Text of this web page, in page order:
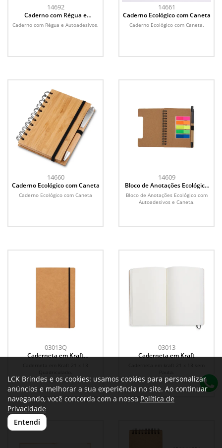
14692
Caderno com Régua e
Autoadesivos
Caderno com Régua e Autoadesivos.
14661
Caderno Ecológico com Caneta
Caderno Ecológico com Caneta.
14660
Caderno Ecológico com Caneta
Caderno Ecológico com Caneta
14609
Bloco de Anotações Ecológico
com Autoadesivos e Caneta
Bloco de Anotações Ecológico com
Autoadesivos e Caneta.
03013Q
Caderneta em Kraft
03013
Caderneta em Kraft
LCK Brindes e os cookies: usamos cookies para personalizar
anúncios e melhorar a sua experiência no site. Ao continuar
navegando, você concorda com a nossa Política de
Privacidade
Entendi